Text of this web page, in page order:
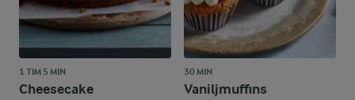
1 TIM 5 MIN
Cheesecake
30 MIN
Vaniljmuffins